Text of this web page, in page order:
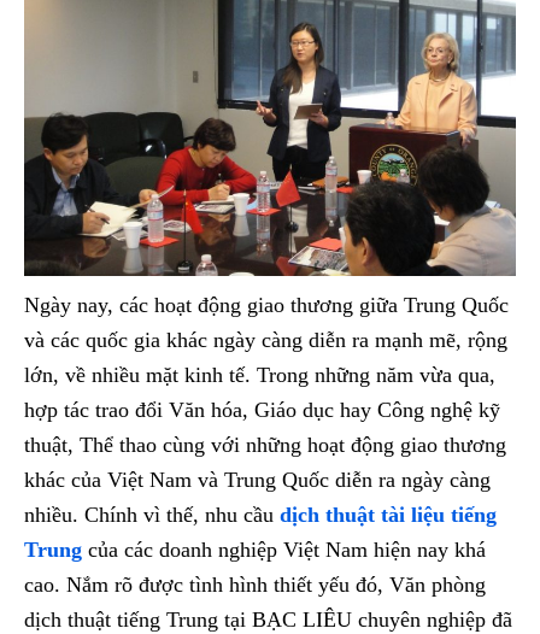
Ngày nay, các hoạt động giao thương giữa Trung Quốc
và các quốc gia khác ngày càng diễn ra mạnh mẽ, rộng
lớn, về nhiều mặt kinh tế. Trong những năm vừa qua,
hợp tác trao đổi Văn hóa, Giáo dục hay Công nghệ kỹ
thuật, Thể thao cùng với những hoạt động giao thương
khác của Việt Nam và Trung Quốc diễn ra ngày càng
nhiều. Chính vì thế, nhu cầu dịch thuật tài liệu tiếng
Trung của các doanh nghiệp Việt Nam hiện nay khá
cao. Nắm rõ được tình hình thiết yếu đó, Văn phòng
dịch thuật tiếng Trung tại BẠC LIÊU chuyên nghiệp đã